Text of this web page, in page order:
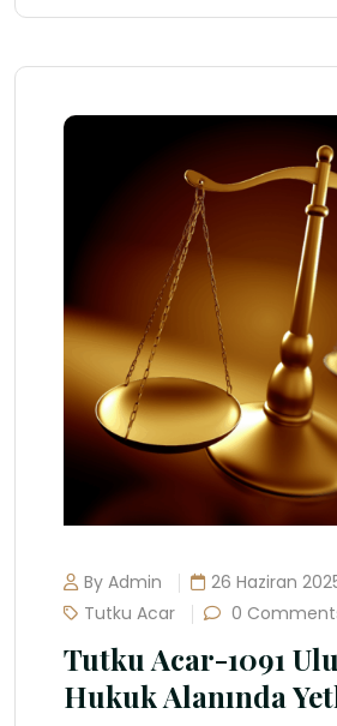
By Admin
26 Haziran
Tutku Acar
0
Tutku Acar-1091
Hukuk Alanında